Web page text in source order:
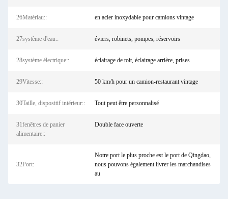
26Matériau:: en acier inoxydable pour camions vintage
27système d'eau:: éviers, robinets, pompes, réservoirs
28système électrique:: éclairage de toit, éclairage arrière, prises
29Vitesse:: 50 km/h pour un camion-restaurant vintage
30Taille, dispositif intérieur:: Tout peut être personnalisé
31fenêtres de panier
alimentaire::
Double face ouverte
32Port:
Notre port le plus proche est le port de Qingdao,
nous pouvons également livrer les marchandises
au